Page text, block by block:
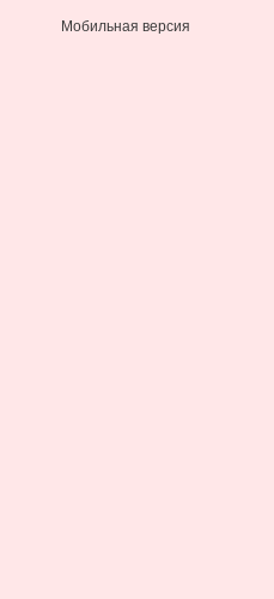
Мобильная версия